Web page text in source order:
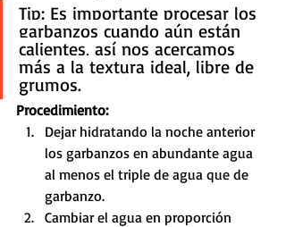
Tip: Es importante procesar los
garbanzos cuando aún están
calientes, así nos acercamos
más a la textura ideal, libre de
grumos.
Procedimiento:
Dejar hidratando la noche anterior
los garbanzos en abundante agua
al menos el triple de agua que de
garbanzo.
Cambiar el agua en proporción